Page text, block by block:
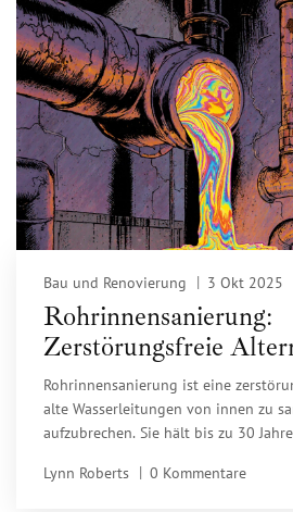
Bau und Renovierung 3 Okt 2025
Rohrinnensanierung:
Zerstörungsfreie
Wasserleitungen
Rohrinnensanierung ist eine
alte Wasserleitungen von innen zu
aufzubrechen. Sie hält bis zu 30
Heizungsleitungen.
Lynn Roberts 0 Kommentare